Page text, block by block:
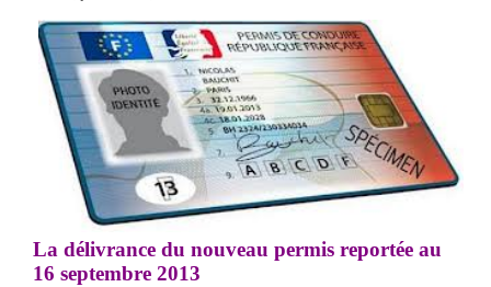
La délivrance du nouveau permis reportée au
16 septembre 2013